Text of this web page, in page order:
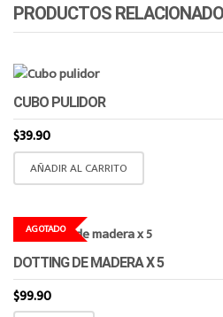
PRODUCTOS
CUBO PULIDOR
$39.90
AÑADIR AL CARRITO
AGOTADO
DOTTING DE MADERA X 5
$99.90